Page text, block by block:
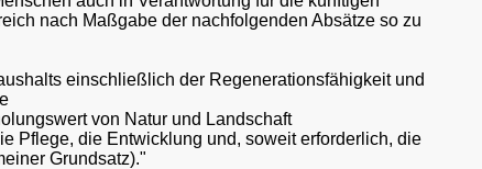
nach Maßgabe der nachfolgenden Absätze so zu
einschließlich der Regenerationsfähigkeit und
von Natur und Landschaft
Pflege, die Entwicklung und, soweit erforderlich, die
Grundsatz)."